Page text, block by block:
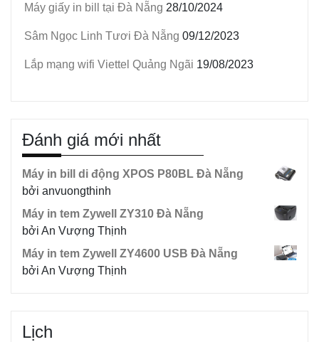
Máy giấy in bill tại Đà Nẵng 28/10/2024
Sâm Ngọc Linh Tươi Đà Nẵng 09/12/2023
Lắp mạng wifi Viettel Quảng Ngãi 19/08/2023
Đánh giá mới nhất
Máy in bill di động XPOS P80BL Đà Nẵng
bởi anvuongthinh
Máy in tem Zywell ZY310 Đà Nẵng
bởi An Vượng Thịnh
Máy in tem Zywell ZY4600 USB Đà Nẵng
bởi An Vượng Thịnh
Lịch